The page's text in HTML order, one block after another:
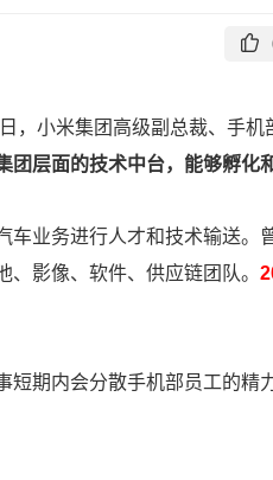
，小米集团高级副总裁、手
团层面的技术中台，能够孵化
车业务进行人才和技术输送。
影像、软件、供应链团队。
期内会分散手机部员工的精